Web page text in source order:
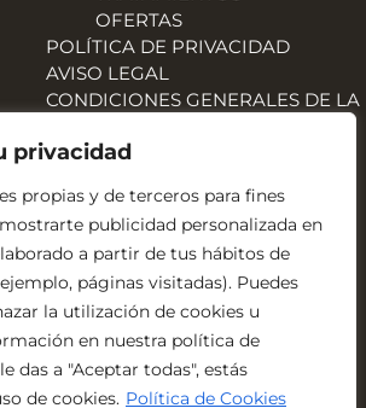
privacidad
propias y de terceros para fines
publicidad personalizada en
a partir de tus hábitos de
páginas visitadas). Puedes
la utilización de cookies u
en nuestra política de
das a "Aceptar todas", estás
de cookies. Política de Cookies
OFERTAS
POLÍTICA DE PRIVACIDAD
AVISO LEGAL
CONDICIONES GENERALES DE LA
ENVÍOS, DEVOLUCIONES Y
POLÍTICA DE COOKIES
DECLARACIÓN DE
ACCESIBILIDAD
la Unión Europea – NextGeneration EU